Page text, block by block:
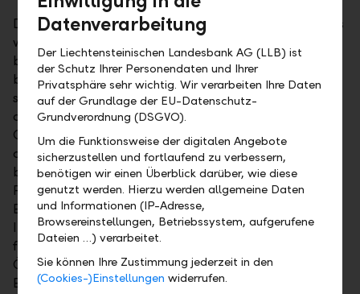
Die Frage nach der Nachhaltigkeit der aktuellen BEIs
wird die weiteren Aussichten für die Linker
bestimmen. Die Zuversicht der Marktteilnehmer
bezüglich eines noch stärkeren Preisauftriebs kann
sich nicht auf die tatsächliche Inflation abstützen,
denn deren Schwung hat nachgelassen. Auch die
Gesamtinflation (HICPexT) für den Euroraum, die
auch die Rohstoff- und Lebensmittelpreise
berücksichtigt, ist im Jahresverlauf von 1.5 auf 1.1
Prozent gefallen. Der HICPexT ist für die meisten
EUR-Linker der Basisindex für die Berechnung des
Inflationsausgleichs. Die entscheidenden Argumente
für den Anstieg der BEIs sind der Aufwärtstrend der
Ölpreise und der kräftige Konjunkturverlauf in der
Eurozone.
Datenverarbeitung
Der Liechtensteinischen Landesbank AG (LLB) ist
der Schutz Ihrer Personendaten und Ihrer
Privatsphäre sehr wichtig. Wir verarbeiten Ihre Daten
auf der Grundlage der EU-Datenschutz-
Grundverordnung (DSGVO).
Um die Funktionsweise der digitalen Angebote
sicherzustellen und fortlaufend zu verbessern,
benötigen wir einen Überblick darüber, wie diese
genutzt werden. Hierzu werden allgemeine Daten
und Informationen (IP-Adresse,
Browsereinstellungen, Betriebssystem, aufgerufene
Dateien …) verarbeitet.
Sie können Ihre Zustimmung jederzeit in den
(Cookies-)Einstellungen widerrufen.